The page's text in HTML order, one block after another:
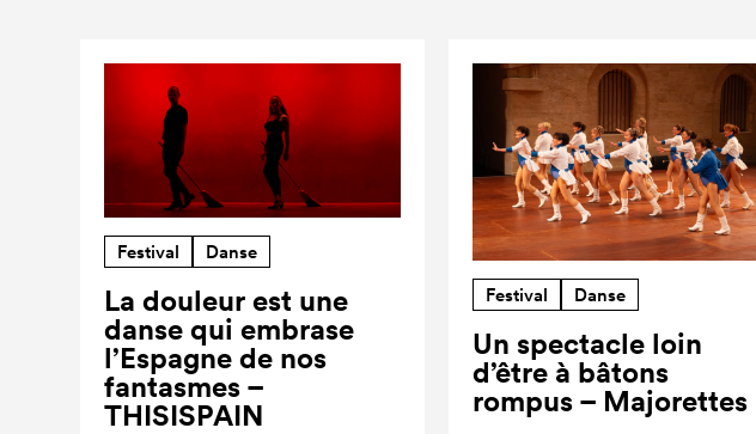
Festival Danse
La douleur est une
danse qui embrase
l’Espagne de nos
fantasmes –
THISISPAIN
Festival Danse
Un spectacle loin
d’être à bâtons
rompus – Majorettes